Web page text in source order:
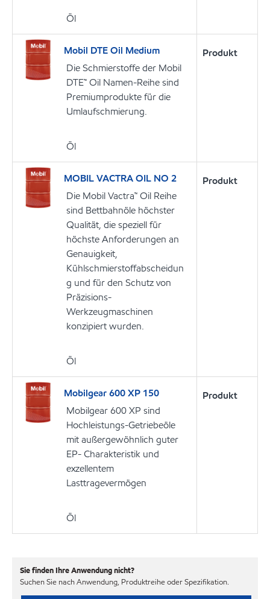
Öl
Mobil DTE Oil Medium
Die Schmierstoffe der Mobil
DTE™ Oil Namen-Reihe sind
Premiumprodukte für die
Umlaufschmierung.
Öl
Produkt
MOBIL VACTRA OIL NO 2
Die Mobil Vactra™ Oil Reihe
sind Bettbahnöle höchster
Qualität, die speziell für
höchste Anforderungen an
Genauigkeit,
Kühlschmierstoffabscheidun
g und für den Schutz von
Präzisions-
Werkzeugmaschinen
konzipiert wurden.
Öl
Produkt
Mobilgear 600 XP 150
Mobilgear 600 XP sind
Hochleistungs-Getriebeöle
mit außergewöhnlich guter
EP- Charakteristik und
exzellentem
Lasttragevermögen
Öl
Produkt
Sie finden Ihre Anwendung nicht?
Suchen Sie nach Anwendung, Produktreihe oder Spezifikation.